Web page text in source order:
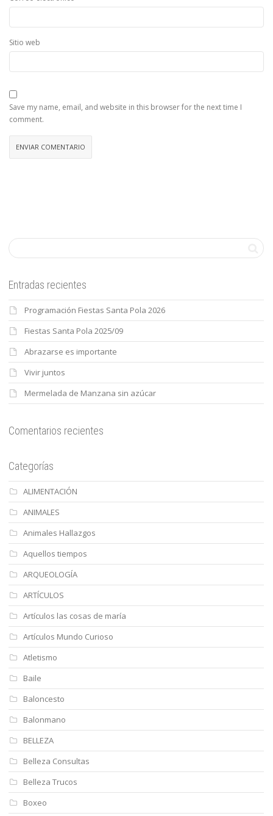
Sitio web
Save my name, email, and website in this browser for the next time I
comment.
Entradas recientes
Programación Fiestas Santa Pola 2026
Fiestas Santa Pola 2025/09
Abrazarse es importante
Vivir juntos
Mermelada de Manzana sin azúcar
Comentarios recientes
Categorías
ALIMENTACIÓN
ANIMALES
Animales Hallazgos
Aquellos tiempos
ARQUEOLOGÍA
ARTÍCULOS
Artículos las cosas de maría
Artículos Mundo Curioso
Atletismo
Baile
Baloncesto
Balonmano
BELLEZA
Belleza Consultas
Belleza Trucos
Boxeo